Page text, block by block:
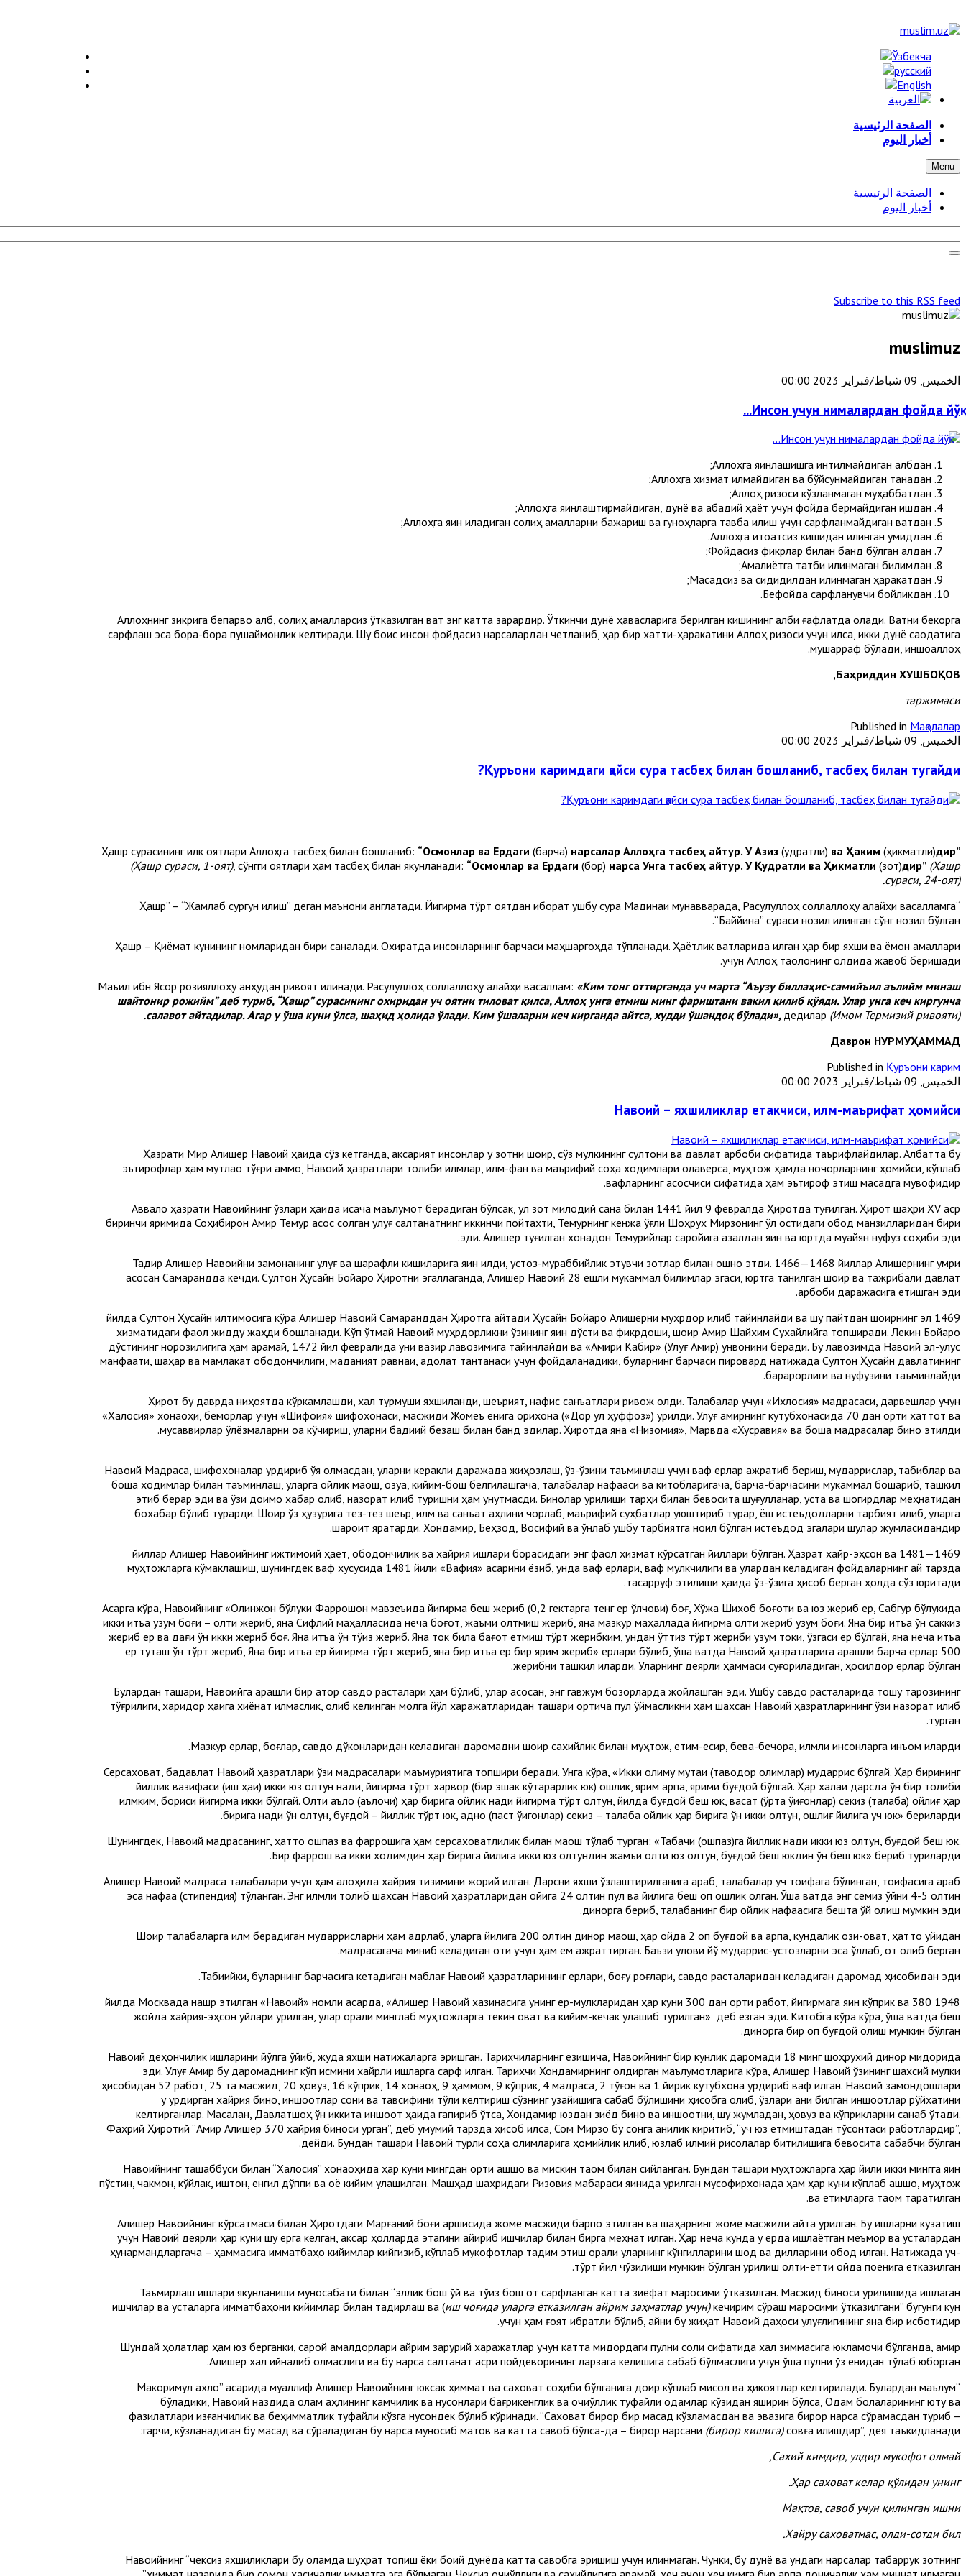
الصفحة الرئيسية
أخبار اليوم
Menu
الصفحة الرئيسية
أخبار اليوم
Subscribe to this RSS feed
muslimuz
الخميس, 09 شباط/فبراير 2023 00:00
Инсон учун нималардан фойда йўқ...
Аллоҳга яқинлашишга интилмайдиган қалбдан;
Аллоҳга хизмат қилмайдиган ва бўйсунмайдиган танадан;
Аллоҳ ризоси кўзланмаган муҳаббатдан;
Аллоҳга яқинлаштирмайдиган, дунё ва абадий ҳаёт учун фойда бермайдиган ишдан;
Аллоҳга яқин қиладиган солиҳ амалларни бажариш ва гуноҳларга тавба қилиш учун сарфланмайдиган вақтдан;
Аллоҳга итоатсиз кишидан қилинган умиддан.
Фойдасиз фикрлар билан банд бўлган ақлдан;
Амалиётга татбиқ қилинмаган билимдан;
Мақсадсиз ва сидқидилдан қилинмаган ҳаракатдан;
Бефойда сарфланувчи бойликдан.
Аллоҳнинг зикрига бепарво қалб, солиҳ амалларсиз ўтказилган вақт энг катта зарардир. Ўткинчи дунё ҳавасларига берилган кишининг қалби ғафлатда қолади. Вақтни бекорга
сарфлаш эса бора-бора пушаймонлик келтиради. Шу боис инсон фойдасиз нарсалардан четланиб, ҳар бир хатти-ҳаракатини Аллоҳ ризоси учун қилса, икки дунё саодатига
мушарраф бўлади, иншоаллоҳ.
Баҳриддин ХУШБОҚОВ,
таржимаси
Published in Мақолалар
الخميس, 09 شباط/فبراير 2023 00:00
Қуръони каримдаги қайси сура тасбеҳ билан бошланиб, тасбеҳ билан тугайди?
Ҳашр сурасининг илк оятлари Аллоҳга тасбеҳ билан бошланиб: “Осмонлар ва Ердаги (барча) нарсалар Аллоҳга тасбеҳ айтур. У Азиз (қудратли) ва Ҳаким (ҳикматли)дир”
(Ҳашр сураси, 1-оят), сўнгги оятлари ҳам тасбеҳ билан якунланади: “Осмонлар ва Ердаги (бор) нарса Унга тасбеҳ айтур. У Қудратли ва Ҳикматли (зот)дир” (Ҳашр
сураси, 24-оят).
“Ҳашр” – “Жамлаб сургун қилиш” деган маънони англатади. Йигирма тўрт оятдан иборат ушбу сура Мадинаи мунавварада, Расулуллоҳ соллаллоҳу алайҳи васалламга
“Баййина” сураси нозил қилинган сўнг нозил бўлган.
Ҳашр – Қиёмат кунининг номларидан бири саналади. Охиратда инсонларнинг барчаси маҳшаргоҳда тўпланади. Ҳаётлик вақтларида қилган ҳар бир яхши ва ёмон амаллари
учун Аллоҳ таолонинг олдида жавоб беришади.
Маъқил ибн Ясор розияллоҳу анҳудан ривоят қилинади. Расулуллоҳ соллаллоҳу алайҳи васаллам: «Ким тонг оттирганда уч марта “Аъузу биллаҳис-самийъил аълийм минаш
шайтонир рожийм” деб туриб, “Ҳашр” сурасининг охиридан уч оятни тиловат қилса, Аллоҳ унга етмиш минг фариштани вакил қилиб қўяди. Улар унга кеч киргунча
салавот айтадилар. Агар у ўша куни ўлса, шаҳид ҳолида ўлади. Ким ўшаларни кеч кирганда айтса, худди ўшандоқ бўлади», дедилар (Имом Термизий ривояти).
Даврон НУРМУҲАММАД
Published in Қуръони карим
الخميس, 09 شباط/فبراير 2023 00:00
Навоий – яхшиликлар етакчиси, илм-маърифат ҳомийси
Ҳазрати Мир Алишер Навоий ҳақида сўз кетганда, аксарият инсонлар у зотни шоир, сўз мулкининг султони ва давлат арбоби сифатида таърифлайдилар. Албатта бу
эътирофлар ҳам мутлақо тўғри аммо, Навоий ҳазратлари толиби илмлар, илм-фан ва маърифий соҳа ходимлари қолаверса, муҳтож ҳамда ночорларнинг ҳомийси, кўплаб
вақфларнинг асосчиси сифатида ҳам эътироф этиш мақсадга мувофиқдир.
Аввало ҳазрати Навоийнинг ўзлари ҳақида қисқача маълумот берадиган бўлсак, ул зот милодий сана билан 1441 йил 9 февралда Ҳиротда туғилган. Ҳирот шаҳри XV аср
биринчи яримида Соҳибқирон Амир Темур асос солган улуғ салтанатнинг иккинчи пойтахти, Темурнинг кенжа ўғли Шоҳрух Мирзонинг қўл остидаги обод манзилларидан бири
эди. Алишер туғилган хонадон Темурийлар саройига азалдан яқин ва юртда муайян нуфуз соҳиби эди.
Тақдир Алишер Навоийни замонанинг улуғ ва шарафли кишиларига яқин қилди, устоз-мураббийлик этувчи зотлар билан ошно этди. 1466—1468 йиллар Алишернинг умри
асосан Самарқандда кечди. Сул­тон Ҳусайн Бойқаро Ҳиротни эгаллаганда, Алишер Навоий 28 ёшли мукаммал билимлар эгаси, юртга танилган шоир ва тажрибали давлат
арбоби даражасига етишган эди.
1469 йилда Султон Ҳусайн илтимосига кўра Алишер Навоий Самарқанддан Ҳиротга қайтади Ҳусайн Бойқаро Алишерни муҳрдор қилиб тайинлайди ва шу пайтдан шоирнинг эл
хизматидаги фаол жидду жаҳди бошланади. Кўп ўтмай Навоий муҳрдорликни ўзининг яқин дўсти ва фикрдоши, шоир Амир Шайхим Сухайлийга топширади. Лекин Бойқаро
дўстининг норозилигига ҳам қарамай, 1472 йил февралида уни вазир лавозимига тайинлайди ва «Амири Кабир» (Улуғ Амир) унвонини беради. Бу лавозимда Навоий эл-улус
манфаати, шаҳар ва мамлакат ободончилиги, маданият равнақи, адолат тантанаси учун фойдаланадики, буларнинг барчаси пировард натижада Султон Ҳусайн давлатининг
барқарорлиги ва нуфузини таъминлайди.
Ҳирот бу даврда ниҳоятда кўркамлашди, халқ турмуши яхшиланди, шеърият, нафис санъатлари ривож олди. Талабалар учун «Ихлосия» мадрасаси, дарвешлар учун
«Халосия» хонақоҳи, беморлар учун «Шифоия» шифохонаси, масжиди Жомеъ ёнига қорихона («Дор ул ҳуффоз») қурилди. Улуғ амирнинг кутубхонасида 70 дан ортиқ хаттот ва
мусаввирлар қўлёзмаларни оққа кўчириш, уларни бадиий безаш билан банд эдилар. Ҳиротда яна «Низомия», Марвда «Хусравия» ва бошқа мадрасалар бино этилди.
Навоий Мадраса, шифохоналар қурдириб қўя қолмасдан, уларни керакли даражада жиҳозлаш, ўз-ўзини таъминлаш учун вақф ерлар ажратиб бериш, мударрислар, табиблар ва
бошқа ходимлар билан таъминлаш, уларга ойлик маош, озуқа, кийим-бош белгилашгача, талабалар нафақаси ва китобларигача, барча-барчасини мукаммал бошқариб, ташкил
этиб берар эди ва ўзи доимо хабар олиб, назорат қилиб туришни ҳам унутмасди. Бинолар қурилиши тарҳи билан бевосита шуғулланар, уста ва шогирдлар меҳнатидан
бохабар бўлиб турарди. Шоир ўз ҳузурига тез-тез шеър, илм ва санъат аҳлини чорлаб, маърифий суҳбатлар уюштириб турар, ёш истеъдодларни тарбият қилиб, уларга
шароит яратарди. Хондамир, Беҳзод, Восифий ва ўнлаб ушбу тарбиятга ноил бўлган истеъдод эгалари шулар жумласидандир.
1469—1481 йиллар Алишер Навоийнинг ижтимоий ҳаёт, ободончилик ва хайрия ишлари борасидаги энг фаол хизмат кўрсатган йиллари бўлган. Ҳазрат хайр-эҳсон ва
муҳтожларга кўмаклашиш, шунингдек вақф хусусида 1481 йили «Вақфия» асарини ёзиб, унда вақф ерлари, вақф мулкчилиги ва улардан келадиган фойдаларнинг қай тарзда
тасарруф этилиши ҳақида ўз-ўзига ҳисоб берган ҳолда сўз юритади.
Асарга кўра, Навоийнинг «Олинжон бўлуки Фаррошон мавзеъида йигирма беш жериб (0,2 гектарга тенг ер ўлчови) боғ, Хўжа Шихоб боғоти ва юз жериб ер, Сабгур бўлукида
икки қитъа узум боғи – олти жериб, яна Сифлий маҳалласида неча боғот, жаъми олтмиш жериб, яна мазкур маҳаллада йигирма олти жериб узум боғи. Яна бир қитъа ўн саккиз
жериб ер ва дағи ўн икки жериб боғ. Яна қитъа ўн тўққиз жериб. Яна ток била бағот етмиш тўрт жерибким, ундан ўттиз тўрт жериби узум токи, ўзгаси ер бўлгай, яна неча қитъа
ер туташ ўн тўрт жериб, Яна бир қитъа ер йигирма тўрт жериб, яна бир қитъа ер бир ярим жериб» ерлари бўлиб, ўша вақтда Навоий ҳазратларига қарашли барча ерлар 500
жерибни ташкил қиларди. Уларнинг деярли ҳаммаси суғориладиган, ҳосилдор ерлар бўлган.
Булардан ташқари, Навоийга қарашли бир қатор савдо расталари ҳам бўлиб, улар асосан, энг гавжум бозорларда жойлашган эди. Ушбу савдо расталарида тошу тарозининг
тўғрилиги, харидор ҳақига хиёнат қилмаслик, олиб келинган молга йўл харажатларидан ташқари ортиқча пул қўймасликни ҳам шахсан Навоий ҳазратларининг ўзи назорат қилиб
турган.
Мазкур ерлар, боғлар, савдо дўконларидан келадиган даромадни шоир сахийлик билан муҳтож, етим-есир, бева-бечора, илмли инсонларга инъом қиларди.
Серсаховат, бадавлат Навоий ҳазратлари ўзи мадрасалари маъмуриятига топшириқ беради. Унга кўра, «Икки олиму мутаққи (тақводор олимлар) мударрис бўлгай. Ҳар бирининг
йиллик вазифаси (иш ҳақи) икки юз олтун нақди, йигирма тўрт харвор (бир эшак кўтарарлик юк) ошлик, ярим арпа, ярими буғдой бўлгай. Ҳар халқаи дарсда ўн бир толиби
илмким, бориси йигирма икки бўлгай. Олти аъло (аълочи) ҳар бирига ойлик нақди йигирма тўрт олтун, йилда буғдой беш юк, васат (ўрта ўқиғонлар) секиз (талаба) ойлиғ ҳар
бирига нақди ўн олтун, буғдой – йиллик тўрт юк, адно (паст ўқигонлар) секиз – талаба ойлик ҳар бирига ўн икки олтун, ошлиғ йилига уч юк» бериларди.
Шунингдек, Навоий мадрасанинг, ҳатто ошпаз ва фаррошига ҳам серсаховатлилик билан маош тўлаб турган: «Табақчи (ошпаз)га йиллик нақди икки юз олтун, буғдой беш юк.
Бир фаррош ва икки ходимдин ҳар бирига йилига икки юз олтундин жамъи олти юз олтун, буғдой беш юкдин ўн беш юк» бериб туриларди.
Алишер Навоий мадраса талабалари учун ҳам алоҳида хайрия тизимини жорий қилган. Дарсни яхши ўзлаштирилганига қараб, талабалар уч тоифага бўлинган, тоифасига қараб
эса нафақа (стипендия) тўланган. Энг илмли толиб шахсан Навоий ҳазратларидан ойига 24 олтин пул ва йилига беш қоп ошлик олган. Ўша вақтда энг семиз қўйни 4-5 олтин
динорга бериб, талабанинг бир ойлик нафақасига бешта қўй олиш мумкин эди.
Шоир талабаларга илм берадиган мударрисларни ҳам қадрлаб, уларга йилига 200 олтин динор маош, ҳар ойда 2 қоп буғдой ва арпа, кундалик озиқ-овқат, ҳатто уйидан
мадрасагача миниб келадиган оти учун ҳам ем ажраттирган. Баъзи улови йўқ мударрис-устозларни эса қўллаб, от олиб берган.
Табиийки, буларнинг барчасига кетадиган маблағ Навоий ҳазратларининг ерлари, боғу роғлари, савдо расталаридан келадиган даромад ҳисобидан эди.
1948 йилда Москвада нашр этилган «Навоий» номли асарда, «Алишер Навоий хазинасига унинг ер-мулкларидан ҳар куни 300 дан ортиқ работ, йигирмага яқин кўприк ва 380
жойда хайрия-эҳсон уйлари қурилган, улар орқали минглаб муҳтожларга текин овқат ва кийим-кечак улашиб турилган» деб ёзган эди. Китобга кўра кўра, ўша вақтда беш
динорга бир қоп буғдой олиш мумкин бўлган.
Навоий деҳқончилик ишларини йўлга қўйиб, жуда яхши натижаларга эришган. Тарихчиларнинг ёзишича, Навоийнинг бир кунлик даромади 18 минг шоҳрухий динор миқдорида
эди. Улуғ Амир бу даромаднинг кўп қисмини хайрли ишларга сарф қилган. Тарихчи Хондамирнинг қолдирган маълумотларига кўра, Алишер Навоий ўзининг шахсий мулки
ҳисобидан 52 работ, 25 та масжид, 20 ҳовуз, 16 кўприк, 14 хонақоҳ, 9 ҳаммом, 9 кўприк, 4 мадраса, 2 тўғон ва 1 йирик кутубхона қурдириб вақф қилган. Навоий замондошлари
у қурдирган хайрия бино, иншоотлар сони ва тавсифини тўлиқ келтириш сўзнинг узайишига сабаб бўлишини ҳисобга олиб, ўзлари аниқ билган иншоотлар рўйхатини
келтирганлар. Масалан, Давлатшоҳ ўн иккита иншоот ҳақида гапириб ўтса, Хондамир юздан зиёд бино ва иншоотни, шу жумладан, ҳовуз ва кўприкларни санаб ўтади.
Фахрий Ҳиротий “Амир Алишер 370 хайрия биноси қурган”, деб умумий тарзда ҳисоб қилса, Сом Мирзо бу сонга аниқлик киритиб, “уч юз етмиштадан тўқсонтаси работлардир”,
дейди. Бундан ташқари Навоий турли соҳа олимларига ҳомийлик қилиб, юзлаб илмий рисолалар битилишига бевосита сабабчи бўлган.
Навоийнинг ташаббуси билан “Халосия” хонақоҳида ҳар куни мингдан ортиқ қашшоқ ва мискин таом билан сийланган. Бундан ташқари муҳтожларга ҳар йили икки мингга яқин
пўстин, чакмон, кўйлак, иштон, енгил дўппи ва оёқ кийим улашилган. Машҳад шаҳридаги Ризовия мақбараси яқинида қурилган мусофирхонада ҳам ҳар куни кўплаб қашшоқ, муҳтож
ва етимларга таом тарқатилган.
Алишер Навоийнинг кўрсатмаси билан Ҳиротдаги Марғаний боғи қаршисида жоме масжиди барпо этилган ва шаҳарнинг жоме масжиди қайта қурилган. Бу ишларни кузатиш
учун Навоий деярли ҳар куни шу ерга келган, аксар ҳолларда этагини қайириб ишчилар билан бирга меҳнат қилган. Ҳар неча кунда у ерда ишлаётган меъмор ва усталардан
ҳунармандларгача – ҳаммасига қимматбаҳо кийимлар кийгизиб, кўплаб мукофотлар тақдим этиш орқали уларнинг кўнгилларини шод ва дилларини обод қилган. Натижада уч-
тўрт йил чўзилиши мумкин бўлган қурилиш олти-етти ойда поёнига етказилган.
Таъмирлаш ишлари якунланиши муносабати билан “эллик бош қўй ва тўққиз бош от сарфланган катта зиёфат маросими ўтказилган. Масжид биноси қурилишида ишлаган
ишчилар ва усталарга қимматбаҳони кийимлар билан тақдирлаш ва (иш чоғида уларга етказилган айрим заҳматлар учун)кечирим сўраш маросими ўтказилгани” бугунги кун
учун ҳам ғоят ибратли бўлиб, айни бу жиҳат Навоий даҳоси улуғлигининг яна бир исботидир.
Шундай ҳолатлар ҳам юз берганки, сарой амалдорлари айрим зарурий харажатлар учун катта миқдордаги пулни солиқ сифатида халқ зиммасига юкламоқчи бўлганда, амир
Алишер халқ қийналиб қолмаслиги ва бу нарса салтанат қасри пойдеворининг ларзага келишига сабаб бўлмаслиги учун ўша пулни ўз ёнидан тўлаб юборган.
“Макоримул ахлоқ” асарида муаллиф Алишер Навоийнинг юксак ҳиммат ва саховат соҳиби бўлганига доир кўплаб мисол ва ҳикоятлар келтирилади. Булардан маълум
бўладики, Навоий наздида олам аҳлининг камчилик ва нуқсонлари бағрикенглик ва очиққўллик туфайли одамлар кўзидан яширин бўлса, Одам болаларининг ютуқ ва
фазилатлари қизғанчиқлик ва беҳимматлик туфайли кўзга нуқсондек бўлиб кўринади. “Саховат бирор бир мақсад кўзламасдан ва эвазига бирор нарса сўрамасдан туриб –
(бирор кишига)совға қилишдир”, дея таъкидланади:
Сахий кимдир, улдир мукофот олмай,
Ҳар саховат келар қўлидан унинг.
Мақтов, савоб учун қилинган ишни
Хайру саховатмас, олди-сотди бил.
Навоийнинг “чексиз яхшиликлари бу оламда шуҳрат топиш ёки боқий дунёда катта савобга эришиш учун қилинмаган. Чунки, бу дунё ва ундаги нарсалар табаррук зотнинг